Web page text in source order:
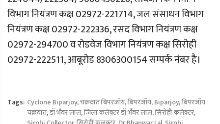
विभाग नियंत्रण कक्ष 02972-221714, जल संसाधन विभाग
नियंत्रण कक्ष 02972-222336, रसद विभाग नियंत्रण कक्ष
02972-294700 व रोडवेज विभाग नियंत्रण कक्ष सिरोही
02972-222511, आबूरोड 8306300154 सम्पर्क नंबर है।
Tags: Cyclone Biparjoy,चक्रवात बिपरजॉय,बिपरजॉय,Biparjoy,बिपरजॉय
चक्रवात,डॉ भँवर लाल,जिला कलेक्टर डॉ भँवर लाल,सिरोही कलेक्टर,